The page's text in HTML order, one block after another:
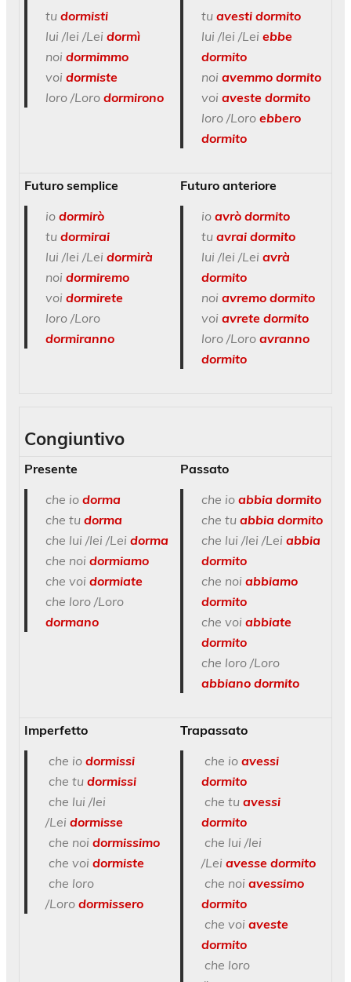
tu dormisti
lui /lei /Lei dormì
noi dormimmo
voi dormiste
loro /Loro dormirono
tu avesti dormito
lui /lei /Lei ebbe
dormito
noi avemmo dormito
voi aveste dormito
loro /Loro ebbero
dormito
Futuro semplice
io dormirò
tu dormirai
lui /lei /Lei dormirà
noi dormiremo
voi dormirete
loro /Loro
dormiranno
Futuro anteriore
io avrò dormito
tu avrai dormito
lui /lei /Lei avrà
dormito
noi avremo dormito
voi avrete dormito
loro /Loro avranno
dormito
Congiuntivo
Presente
che io dorma
che tu dorma
che lui /lei /Lei dorma
che noi dormiamo
che voi dormiate
che loro /Loro
dormano
Passato
che io abbia dormito
che tu abbia dormito
che lui /lei /Lei abbia
dormito
che noi abbiamo
dormito
che voi abbiate
dormito
che loro /Loro
abbiano dormito
Imperfetto
che io dormissi
che tu dormissi
che lui /lei
/Lei dormisse
che noi dormissimo
che voi dormiste
che loro
/Loro dormissero
Trapassato
che io avessi
dormito
che tu avessi
dormito
che lui /lei
/Lei avesse dormito
che noi avessimo
dormito
che voi aveste
dormito
che loro